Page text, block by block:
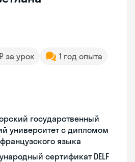
за урок
1 год опыта
государственный
университет с дипломом
языка
сертификат DELF